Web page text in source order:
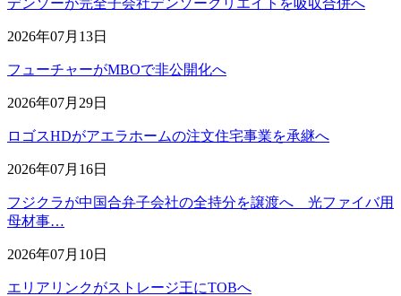
2026年07月13日
フューチャーがMBOで非公開化へ
2026年07月29日
ロゴスHDがアエラホームの注文住宅事業を承継へ
2026年07月16日
フジクラが中国合弁子会社の全持分を譲渡へ 光ファイバ用
母材事…
2026年07月10日
エリアリンクがストレージ王にTOBへ